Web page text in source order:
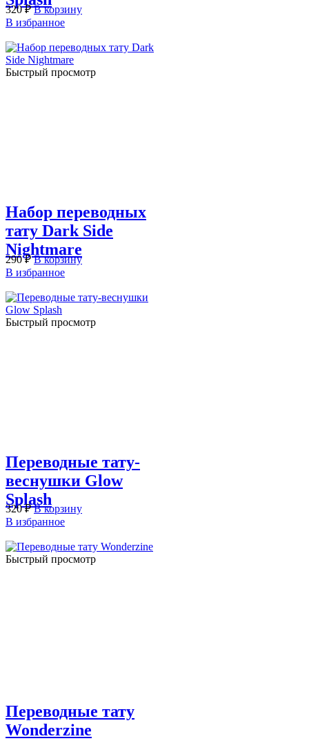
320₽ В корзину
В избранное
Быстрый просмотр
Набор переводных
тату Dark Side
Nightmare
290₽ В корзину
В избранное
Быстрый просмотр
Переводные тату-
веснушки Glow
Splash
320₽ В корзину
В избранное
Быстрый просмотр
Переводные тату
Wonderzine